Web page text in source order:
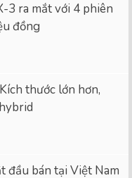
3 ra mắt với 4 phiên
đồng
thước lớn hơn,
đầu bán tại Việt Nam